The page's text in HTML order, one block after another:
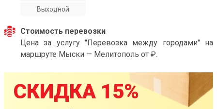
Выходной
Стоимость перевозки
Цена за услугу "Перевозка между городами" на
маршруте Мыски — Мелитополь от ₽.
СКИДКА 15%